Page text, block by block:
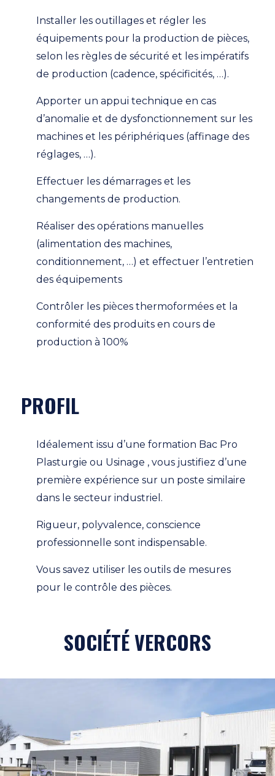
Installer les outillages et régler les
équipements pour la production de pièces,
selon les règles de sécurité et les impératifs
de production (cadence, spécificités, …).
Apporter un appui technique en cas
d’anomalie et de dysfonctionnement sur les
machines et les périphériques (affinage des
réglages, …).
Effectuer les démarrages et les
changements de production.
Réaliser des opérations manuelles
(alimentation des machines,
conditionnement, …) et effectuer l’entretien
des équipements
Contrôler les pièces thermoformées et la
conformité des produits en cours de
production à 100%
PROFIL
Idéalement issu d’une formation Bac Pro
Plasturgie ou Usinage , vous justifiez d’une
première expérience sur un poste similaire
dans le secteur industriel.
Rigueur, polyvalence, conscience
professionnelle sont indispensable.
Vous savez utiliser les outils de mesures
pour le contrôle des pièces.
SOCIÉTÉ VERCORS